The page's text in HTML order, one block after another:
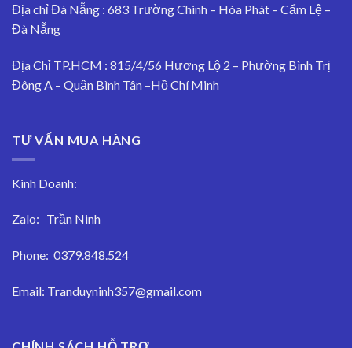
Địa chỉ Đà Nẵng : 683 Trường Chinh – Hòa Phát – Cẩm Lệ –
Đà Nẵng
Địa Chỉ TP.HCM : 815/4/56 Hương Lộ 2 – Phường Bình Trị
Đông A – Quận Bình Tân –Hồ Chí Minh
TƯ VẤN MUA HÀNG
Kinh Doanh:
Zalo: Trần Ninh
Phone: 0379.848.524
Email: Tranduyninh357@gmail.com